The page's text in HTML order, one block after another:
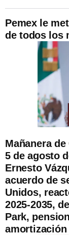
Pemex le
de todos los
Mañanera
5 de agosto
Ernesto
acuerdo de
Unidos,
2025-2035,
Park,
amortización